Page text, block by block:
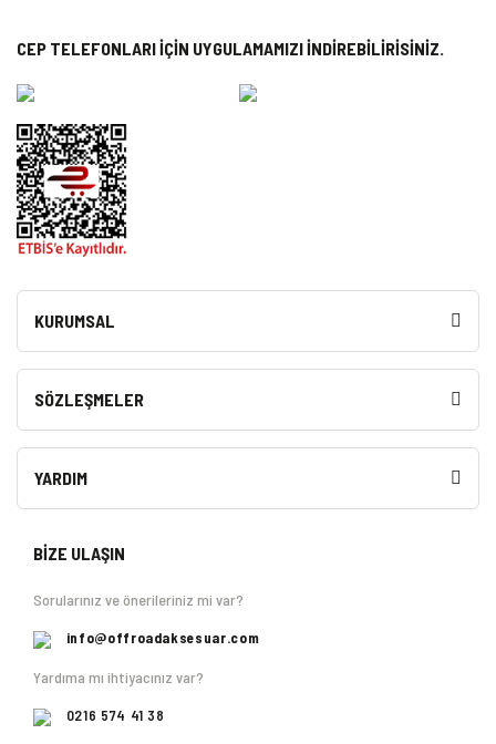
CEP TELEFONLARI İÇİN UYGULAMAMIZI İNDİREBİLİRİSİNİZ.
KURUMSAL
SÖZLEŞMELER
YARDIM
BİZE ULAŞIN
Sorularınız ve önerileriniz mi var?
info@offroadaksesuar.com
Yardıma mı ihtiyacınız var?
0216 574 41 38